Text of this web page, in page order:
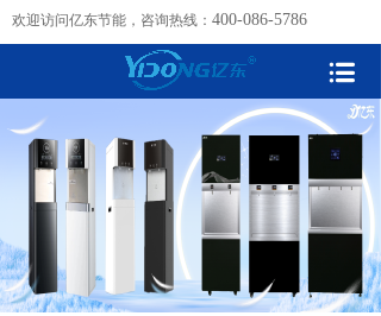
欢迎访问亿东节能，咨询热线： 400-086-5786